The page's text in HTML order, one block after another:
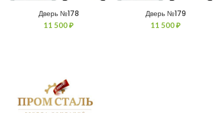
Дверь №178
11 500₽
Дверь №179
11 500₽